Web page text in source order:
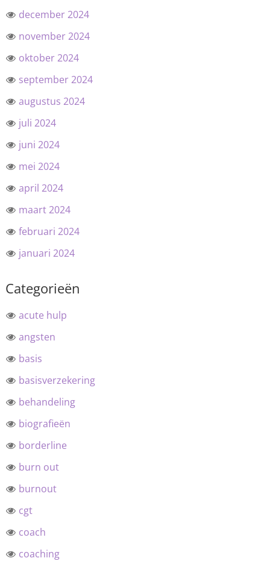
december 2024
november 2024
oktober 2024
september 2024
augustus 2024
juli 2024
juni 2024
mei 2024
april 2024
maart 2024
februari 2024
januari 2024
Categorieën
acute hulp
angsten
basis
basisverzekering
behandeling
biografieën
borderline
burn out
burnout
cgt
coach
coaching